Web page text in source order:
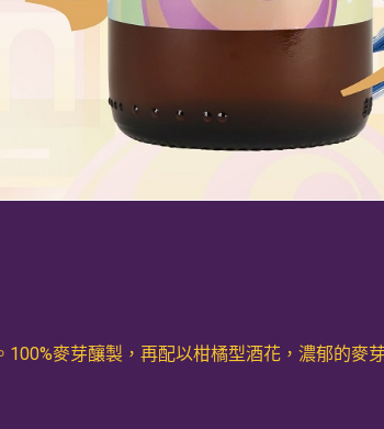
麥芽釀製，再配以柑橘型酒花，濃郁的麥